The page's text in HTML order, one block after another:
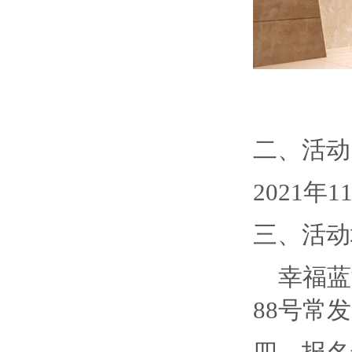
二、活
2021年
三、活
幸福
88号常